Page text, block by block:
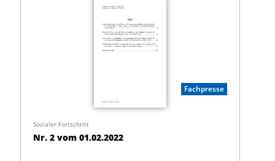
Fachpresse
Sozialer Fortschritt
Nr. 2 vom 01.02.2022